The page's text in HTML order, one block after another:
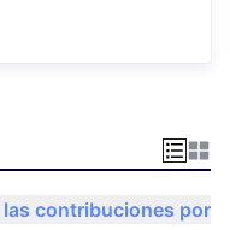
las contribuciones por